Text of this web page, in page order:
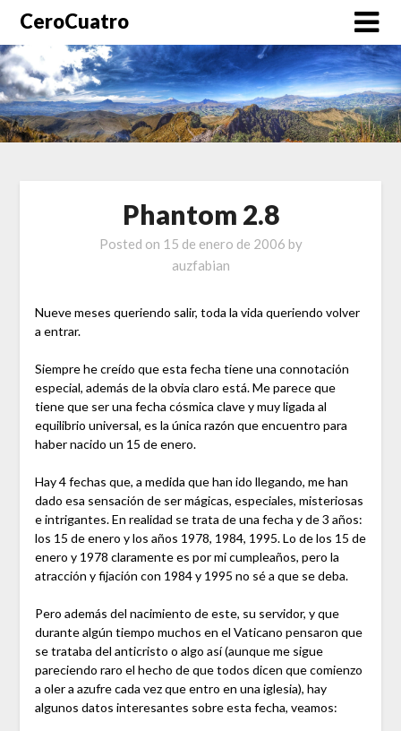
CeroCuatro
Phantom 2.8
Posted on 15 de enero de 2006 by
auzfabian
Nueve meses queriendo salir, toda la vida queriendo volver
a entrar.
Siempre he creído que esta fecha tiene una connotación
especial, además de la obvia claro está. Me parece que
tiene que ser una fecha cósmica clave y muy ligada al
equilibrio universal, es la única razón que encuentro para
haber nacido un 15 de enero.
Hay 4 fechas que, a medida que han ido llegando, me han
dado esa sensación de ser mágicas, especiales, misteriosas
e intrigantes. En realidad se trata de una fecha y de 3 años:
los 15 de enero y los años 1978, 1984, 1995. Lo de los 15 de
enero y 1978 claramente es por mi cumpleaños, pero la
atracción y fijación con 1984 y 1995 no sé a que se deba.
Pero además del nacimiento de este, su servidor, y que
durante algún tiempo muchos en el Vaticano pensaron que
se trataba del anticristo o algo así (aunque me sigue
pareciendo raro el hecho de que todos dicen que comienzo
a oler a azufre cada vez que entro en una iglesia), hay
algunos datos interesantes sobre esta fecha, veamos: